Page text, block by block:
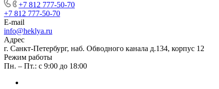
+7 812 777-50-70
+7 812 777-50-70
E-mail
info@heklya.ru
Адрес
г. Санкт-Петербург, наб. Обводного канала д.134, корпус 12
Режим работы
Пн. – Пт.: с 9:00 до 18:00